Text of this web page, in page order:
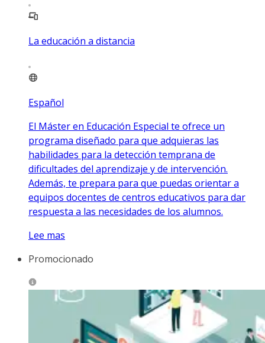
La educación a distancia
Español
El Máster en Educación Especial te ofrece un
programa diseñado para que adquieras las
habilidades para la detección temprana de
dificultades del aprendizaje y de intervención.
Además, te prepara para que puedas orientar a
equipos docentes de centros educativos para dar
respuesta a las necesidades de los alumnos.
Lee mas
Promocionado